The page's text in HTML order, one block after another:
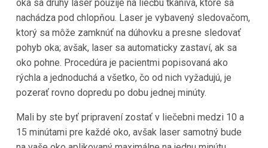
oka sa druhý laser použije na liečbu tkaniva, ktoré sa
nachádza pod chlopňou. Laser je vybavený sledovačom,
ktorý sa môže zamknúť na dúhovku a presne sledovať
pohyb oka; avšak, laser sa automaticky zastaví, ak sa
oko pohne. Procedúra je pacientmi popisovaná ako
rýchla a jednoduchá a všetko, čo od nich vyžadujú, je
pozerať rovno dopredu po dobu jednej minúty.
Mali by ste byť pripravení zostať v liečebni medzi 10 a
15 minútami pre každé oko, avšak laser samotný bude